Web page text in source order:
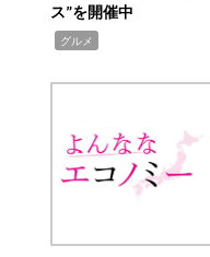
ス”を開催中
グルメ